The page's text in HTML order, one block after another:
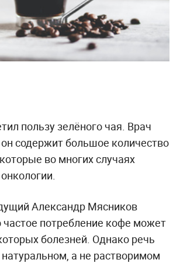
пользу зелёного чая. Врач
содержит большое количество
во многих случаях
Александр Мясников
частое потребление кофе может
болезней. Однако речь
а не растворимом